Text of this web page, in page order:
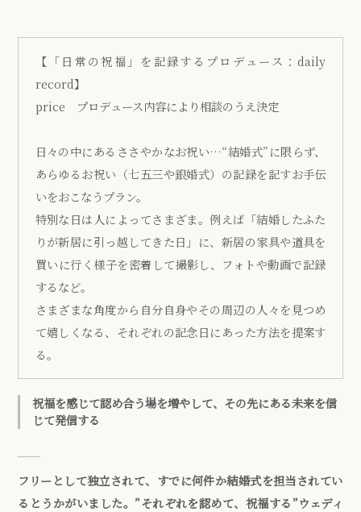
【「日常の祝福」を記録するプロデュース：daily
record】
price プロデュース内容により相談のうえ決定
日々の中にあるささやかなお祝い…“結婚式”に限らず、
あらゆるお祝い（七五三や銀婚式）の記録を記すお手伝
いをおこなうプラン。
特別な日は人によってさまざま。例えば「結婚したふた
りが新居に引っ越してきた日」に、新居の家具や道具を
買いに行く様子を密着して撮影し、フォトや動画で記録
するなど。
さまざまな角度から自分自身やその周辺の人々を見つめ
て嬉しくなる、それぞれの記念日にあった方法を提案す
る。
祝福を感じて認め合う場を増やして、その先にある未来を信
じて発信する
フリーとして独立されて、すでに何件か結婚式を担当されてい
るとうかがいました。”それぞれを認めて、祝福する”ウェディ